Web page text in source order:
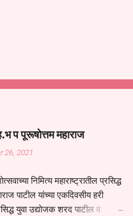
प पूरूषोत्तम महाराज
26, 2021
निमित्य महाराष्ट्रातील प्रसिद्ध
पाटील यांच्या एकदिवसीय हरी
युवा उद्योजक शरद पाटील व